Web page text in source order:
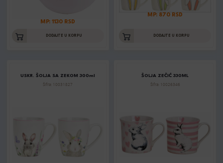
MP: 1130 RSD
DODAJTE U KORPU
MP: 870 RSD
DODAJTE U KORPU
USKR. ŠOLJA SA ZEKOM 300ml
Šifra: 10031827
ŠOLJA ZEČIĆ 330ML
Šifra: 10026346